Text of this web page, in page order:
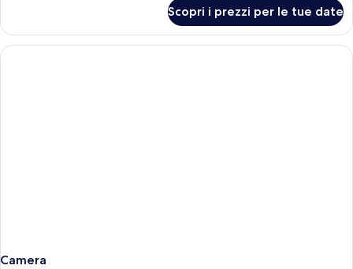
Scopri i prezzi per le tue date
Camera